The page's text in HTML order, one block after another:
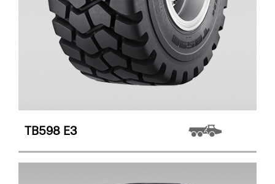
TB598 E3